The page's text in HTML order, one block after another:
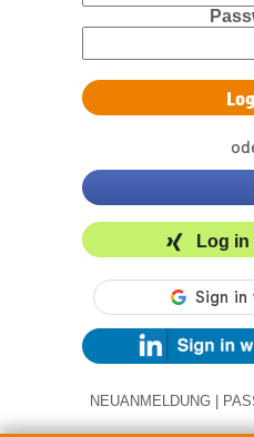
Log in
NEUANMELDUNG |